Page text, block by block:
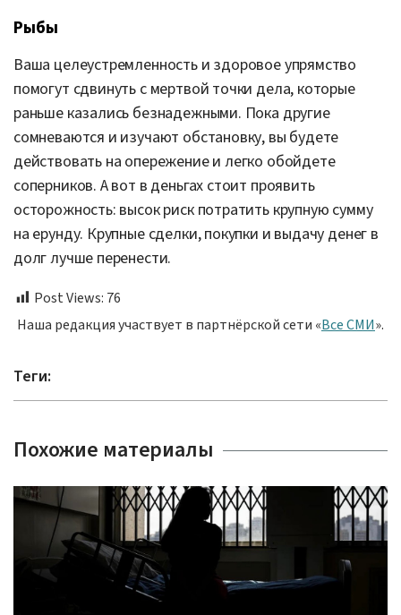
Рыбы
Ваша целеустремленность и здоровое упрямство
помогут сдвинуть с мертвой точки дела, которые
раньше казались безнадежными. Пока другие
сомневаются и изучают обстановку, вы будете
действовать на опережение и легко обойдете
соперников. А вот в деньгах стоит проявить
осторожность: высок риск потратить крупную сумму
на ерунду. Крупные сделки, покупки и выдачу денег в
долг лучше перенести.
Post Views: 76
Наша редакция участвует в партнёрской сети «Все СМИ».
Теги:
Похожие материалы